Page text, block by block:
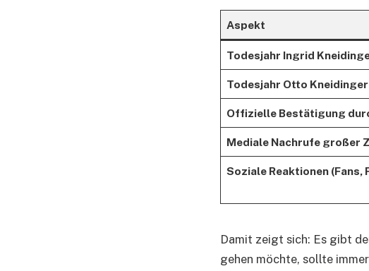
Aspekt
Todesjahr Ingrid
Todesjahr Otto Kneidinger
Offizielle Bestätigung
Mediale Nachrufe großer
Soziale Reaktionen (Fans,
Damit zeigt sich: Es gibt
gehen möchte, sollte